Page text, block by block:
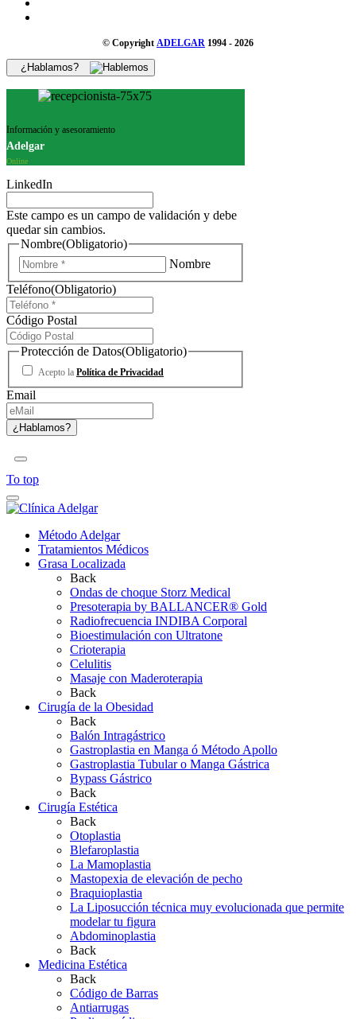
© Copyright ADELGAR 1994 - 2026
¿Hablamos?
Información y asesoramiento
Adelgar
Online
LinkedIn
Este campo es un campo de validación y debe
quedar sin cambios.
Nombre(Obligatorio)
Nombre
Teléfono(Obligatorio)
Código Postal
Protección de Datos(Obligatorio)
Acepto la Política de Privacidad
Email
To top
Método Adelgar
Tratamientos Médicos
Grasa Localizada
Back
Ondas de choque Storz Medical
Presoterapia by BALLANCER® Gold
Radiofrecuencia INDIBA Corporal
Bioestimulación con Ultratone
Crioterapia
Celulitis
Masaje con Maderoterapia
Back
Cirugía de la Obesidad
Back
Balón Intragástrico
Gastroplastia en Manga ó Método Apollo
Gastroplastia Tubular o Manga Gástrica
Bypass Gástrico
Back
Cirugía Estética
Back
Otoplastia
Blefaroplastia
La Mamoplastia
Mastopexia de elevación de pecho
Braquioplastia
La Liposucción técnica muy evolucionada que permite
modelar tu figura
Abdominoplastia
Back
Medicina Estética
Back
Código de Barras
Antiarrugas